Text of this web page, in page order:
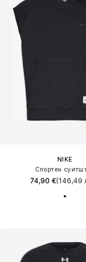
NIKE
Спортен
74,90 €(146,49